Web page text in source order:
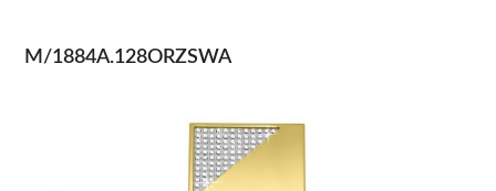
M/1884A.128ORZSWA